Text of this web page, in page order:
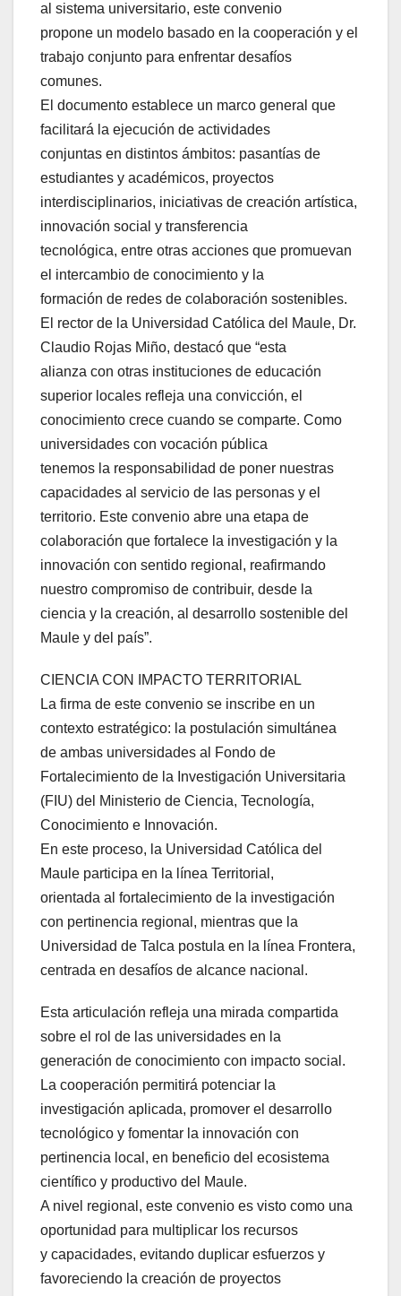
al sistema universitario, este convenio
propone un modelo basado en la cooperación y el
trabajo conjunto para enfrentar desafíos
comunes.
El documento establece un marco general que
facilitará la ejecución de actividades
conjuntas en distintos ámbitos: pasantías de
estudiantes y académicos, proyectos
interdisciplinarios, iniciativas de creación artística,
innovación social y transferencia
tecnológica, entre otras acciones que promuevan
el intercambio de conocimiento y la
formación de redes de colaboración sostenibles.
El rector de la Universidad Católica del Maule, Dr.
Claudio Rojas Miño, destacó que “esta
alianza con otras instituciones de educación
superior locales refleja una convicción, el
conocimiento crece cuando se comparte. Como
universidades con vocación pública
tenemos la responsabilidad de poner nuestras
capacidades al servicio de las personas y el
territorio. Este convenio abre una etapa de
colaboración que fortalece la investigación y la
innovación con sentido regional, reafirmando
nuestro compromiso de contribuir, desde la
ciencia y la creación, al desarrollo sostenible del
Maule y del país”.
CIENCIA CON IMPACTO TERRITORIAL
La firma de este convenio se inscribe en un
contexto estratégico: la postulación simultánea
de ambas universidades al Fondo de
Fortalecimiento de la Investigación Universitaria
(FIU) del Ministerio de Ciencia, Tecnología,
Conocimiento e Innovación.
En este proceso, la Universidad Católica del
Maule participa en la línea Territorial,
orientada al fortalecimiento de la investigación
con pertinencia regional, mientras que la
Universidad de Talca postula en la línea Frontera,
centrada en desafíos de alcance nacional.
Esta articulación refleja una mirada compartida
sobre el rol de las universidades en la
generación de conocimiento con impacto social.
La cooperación permitirá potenciar la
investigación aplicada, promover el desarrollo
tecnológico y fomentar la innovación con
pertinencia local, en beneficio del ecosistema
científico y productivo del Maule.
A nivel regional, este convenio es visto como una
oportunidad para multiplicar los recursos
y capacidades, evitando duplicar esfuerzos y
favoreciendo la creación de proyectos